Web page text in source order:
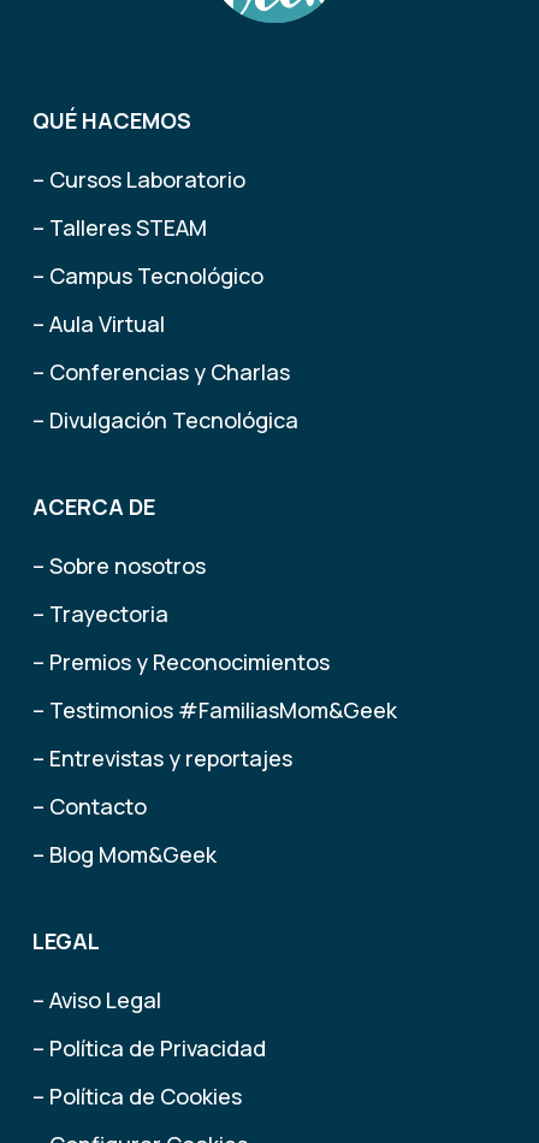
QUÉ HACEMOS
– Cursos Laboratorio
– Talleres STEAM
– Campus Tecnológico
– Aula Virtual
– Conferencias y Charlas
– Divulgación Tecnológica
ACERCA DE
– Sobre nosotros
– Trayectoria
– Premios y Reconocimientos
– Testimonios #FamiliasMom&Geek
– Entrevistas y reportajes
– Contacto
– Blog Mom&Geek
LEGAL
– Aviso Legal
– Política de Privacidad
– Política de Cookies